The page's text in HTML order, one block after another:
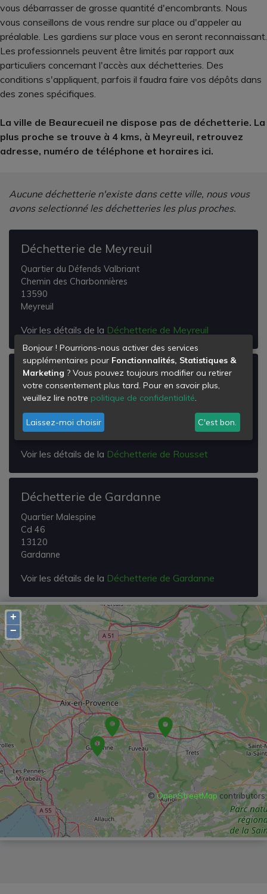
vous débarrasser de grosse quantité d'encombrants. Nous
vous conseillons de vous rendre sur place ou d'appeler au
préalable. Les gardiens sur place vous en seront reconnaissant.
Les professionnels peuvent être limités par rapport aux
particuliers concernant l'accès aux déchetteries. Des
conditions s'appliquent, parfois il faudra faire vos dépôts dans
des zones spécifiques.
La ville de Beaurecueil ne dispose pas de déchetterie. La
plus proche se trouve à 4 kms, à Meyreuil, retrouvez
adresse, numéro de téléphone et horaires ici.
Aucune déchetterie n'existe dans cette ville, nous vous
avons selectionné les déchetteries les plus proches.
Déchetterie de Meyreuil
Quartier du Défends Valbriant
Chemin des Charbonnières
13590
Meyreuil
Voir les détails de la Déchetterie de Meyreuil
Déchetterie de Rousset
Cd 56
Quartier les Farges
13790
Rousset
Voir les détails de la Déchetterie de Rousset
Déchetterie de Gardanne
Quartier Malespine
Cd 46
13120
Gardanne
Voir les détails de la Déchetterie de Gardanne
+
−
© OpenStreetMapcontributors
Bonjour ! Pourrions-nous activer des services
supplémentaires pour Fonctionnalités, Statistiques &
Marketing ? Vous pouvez toujours modifier ou retirer
votre consentement plus tard. Pour en savoir plus,
veuillez lire notre politique de confidentialité.
Laissez-moi choisir C'est bon.